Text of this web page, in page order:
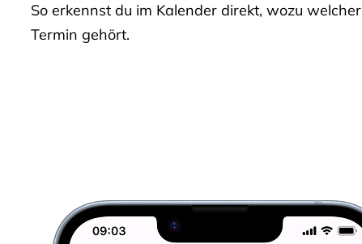
So erkennst du im Kalender direkt, wozu welcher
Termin gehört.